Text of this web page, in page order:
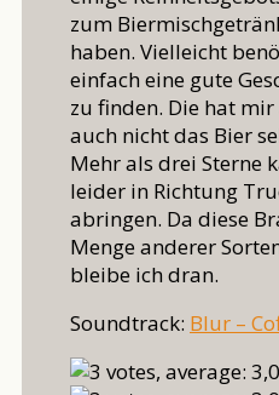
zum
haben. Vielleicht
einfach eine gute
zu finden. Die hat
auch nicht das Bier
Mehr als drei Sterne
leider in Richtung
abringen. Da diese
Menge anderer
bleibe ich dran.
Soundtrack: Blur –